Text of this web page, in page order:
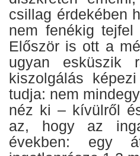
csillag érdekében
nem fenékig
Először is ott a
ugyan
kiszolgálás
tudja: nem
néz ki – kívülről
az, hogy az
években: egy